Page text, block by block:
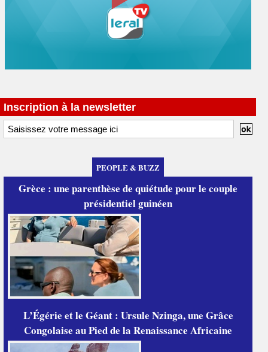
Inscription à la newsletter
PEOPLE & BUZZ
Grèce : une parenthèse de quiétude pour le couple
présidentiel guinéen
L’Égérie et le Géant : Ursule Nzinga, une Grâce
Congolaise au Pied de la Renaissance Africaine